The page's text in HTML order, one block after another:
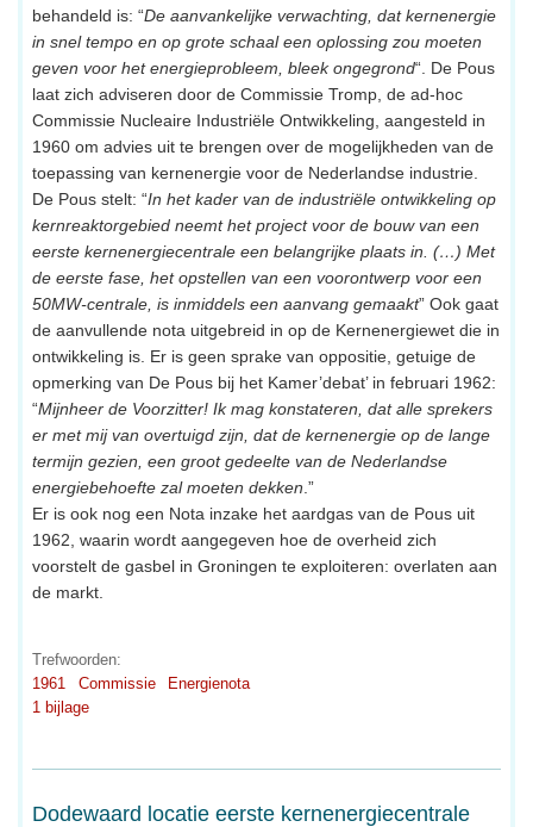
behandeld is: “De aanvankelijke verwachting, dat kernenergie
in snel tempo en op grote schaal een oplossing zou moeten
geven voor het energieprobleem, bleek ongegrond“. De Pous
laat zich adviseren door de Commissie Tromp, de ad-hoc
Commissie Nucleaire Industriële Ontwikkeling, aangesteld in
1960 om advies uit te brengen over de mogelijkheden van de
toepassing van kernenergie voor de Nederlandse industrie.
De Pous stelt: “In het kader van de industriële ontwikkeling op
kernreaktorgebied neemt het project voor de bouw van een
eerste kernenergiecentrale een belangrijke plaats in. (…) Met
de eerste fase, het opstellen van een voorontwerp voor een
50MW-centrale, is inmiddels een aanvang gemaakt” Ook gaat
de aanvullende nota uitgebreid in op de Kernenergiewet die in
ontwikkeling is. Er is geen sprake van oppositie, getuige de
opmerking van De Pous bij het Kamer’debat’ in februari 1962:
“Mijnheer de Voorzitter! Ik mag konstateren, dat alle sprekers
er met mij van overtuigd zijn, dat de kernenergie op de lange
termijn gezien, een groot gedeelte van de Nederlandse
energiebehoefte zal moeten dekken .”
Er is ook nog een Nota inzake het aardgas van de Pous uit
1962, waarin wordt aangegeven hoe de overheid zich
voorstelt de gasbel in Groningen te exploiteren: overlaten aan
de markt.
Trefwoorden:
1961
Commissie
Energienota
1 bijlage
Dodewaard locatie eerste kernenergiecentrale